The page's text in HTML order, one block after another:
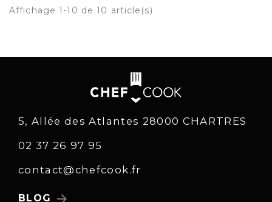
Affichage 1-10 de 10 article(s)
5, Allée des Atlantes 28000 CHARTRES
02 37 26 97 95
contact@chefcook.fr
BLOG